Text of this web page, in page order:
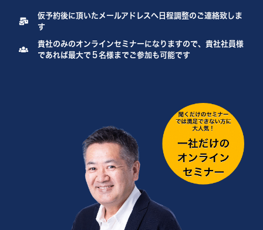
仮予約後に頂いたメールアドレスへ日程調整のご連絡致しま
す
貴社のみのオンラインセミナーになりますので、 貴社社員様
であれば最大で５名様までご参加も可能です